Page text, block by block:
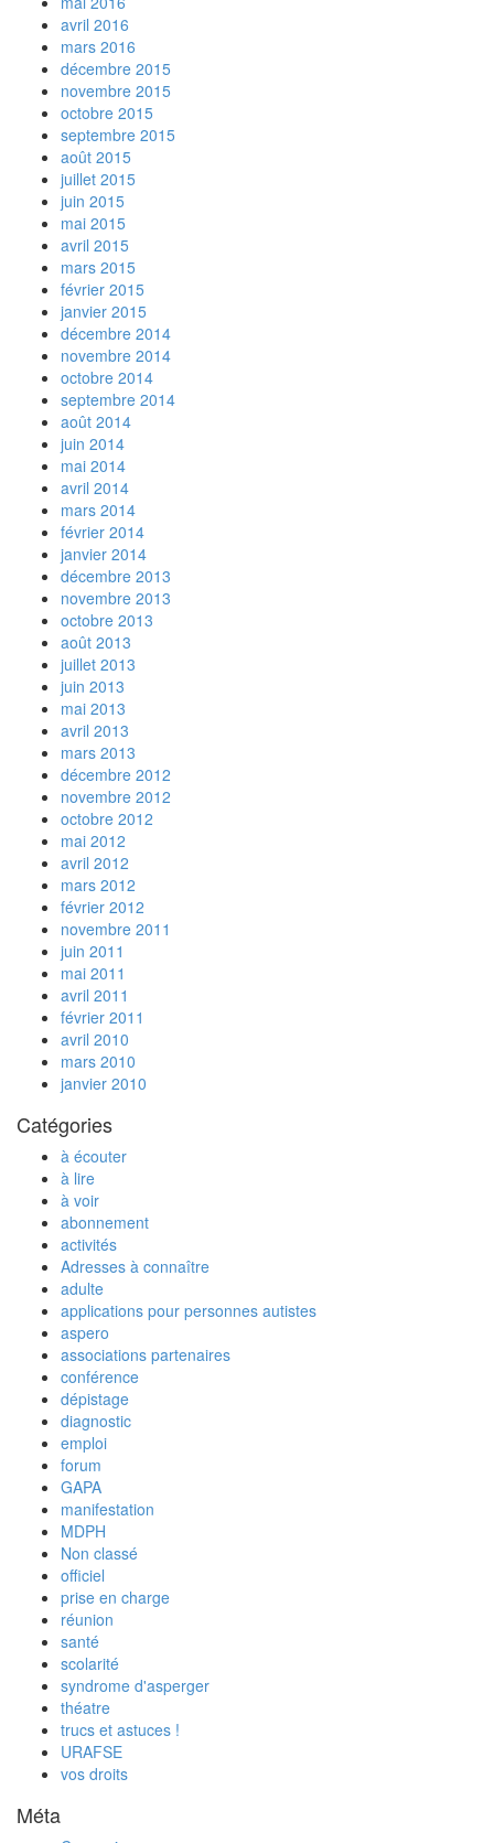
avril 2016
mars 2016
décembre 2015
novembre 2015
octobre 2015
septembre 2015
août 2015
juillet 2015
juin 2015
mai 2015
avril 2015
mars 2015
février 2015
janvier 2015
décembre 2014
novembre 2014
octobre 2014
septembre 2014
août 2014
juin 2014
mai 2014
avril 2014
mars 2014
février 2014
janvier 2014
décembre 2013
novembre 2013
octobre 2013
août 2013
juillet 2013
juin 2013
mai 2013
avril 2013
mars 2013
décembre 2012
novembre 2012
octobre 2012
mai 2012
avril 2012
mars 2012
février 2012
novembre 2011
juin 2011
mai 2011
avril 2011
février 2011
avril 2010
mars 2010
janvier 2010
Catégories
à écouter
à lire
à voir
abonnement
activités
Adresses à connaître
adulte
applications pour personnes autistes
aspero
associations partenaires
conférence
dépistage
diagnostic
emploi
forum
GAPA
manifestation
MDPH
Non classé
officiel
prise en charge
réunion
santé
scolarité
syndrome d'asperger
théatre
trucs et astuces !
URAFSE
vos droits
Méta